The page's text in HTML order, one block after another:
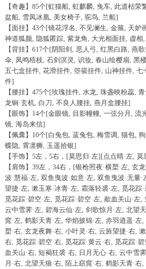
【奇趣】85个[虹猫船, 虹麒麟, 兔车, 此道枯
盆船, 雪凤冰凰, 美女椅子, 驼鸟, 兰船]
【面挂】43个[镜花浮名, 不见澜生, 金箍, 天
神道狐颜, 隐狐匿踪, 紫龙角, 大光相面挂, 虚相
【背挂】617个[阴阳剑, 恶人弓, 红黑白路, 燕
伞, 凤鸣梧枝, 石剑溟灵, 识妆, 春山绘樱扇, 黑
五七盒挂件, 花滑挂件, 箜篌挂件, 山神挂件,
件]
【腰挂】475个[玫瑰挂件, 水龙, 珠盏映粉蕊,
龙锏·玄机, 白刀, 不良人腰挂, 燕月盒腰挂]
【眼饰】14个[金眼镜, 目影幢幢, 一弦分月,
镜, 海岛来信]
【佩囊】10个[白兔包, 蓝兔包, 梅雪调, 猫包,
蝶隐, 霄凛狮, 玉遥拾银]
【手饰】5左，5右，[莫思归·左][点点晴·左, 莫
【肩饰】39左，34右，[银枪照夜·横槊·左, 玄
波·慧福·左, 双鱼曳波·如意·左, 双鱼曳波·无量
望捷·左, 漱玉寒·冰青·左, 霜落轻裘·左, 觅花踪
觅花踪·碧空·左, 觅花踪·碧空·左, 歃血关山·左
云中雪霁·左, 碧海云仙·左, 剑歌惊月·左, 北望
窕·左, 鹤影天青·左, 华焰披锦·左, 赤羽逍遥·
槊·右, 玄龙夜舞·右, 小叶灵·右, 云旌望捷·右,
右, 觅花踪·碧空·右, 觅花踪·黄云·右, 觅花踪·
血关山·右, 短褐狂裘·右, 日月无心·右, 云中雪
月·右, 北望天狼·右, 陌上窈窕·右, 鹤影天青·右